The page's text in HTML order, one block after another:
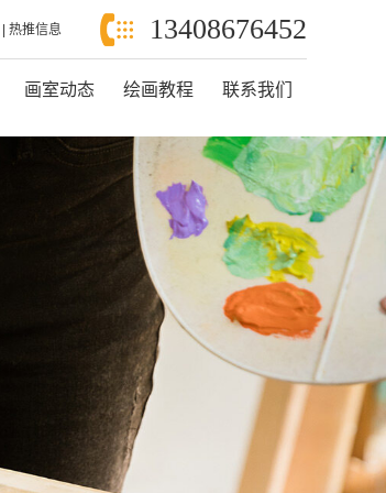
热推信息 13408676452
画室动态 绘画教程 联系我们